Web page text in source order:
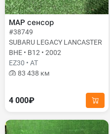
MAP сенсор
#38749
SUBARU LEGACY LANCASTER
BHE • B12 • 2002
EZ30 • AT
83 438 км
4 000₽